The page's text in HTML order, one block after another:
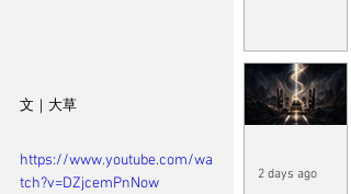
文｜大草
https://www.youtube.com/wa
tch?v=DZjcemPnNow
2 days ago